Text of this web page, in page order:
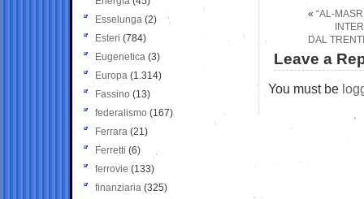
« “AL-
DAL
Leave a
You must be
Esselunga (2)
Esteri (784)
Eugenetica (3)
Europa (1.314)
Fassino (13)
federalismo (167)
Ferrara (21)
Ferretti (6)
ferrovie (133)
finanziaria (325)